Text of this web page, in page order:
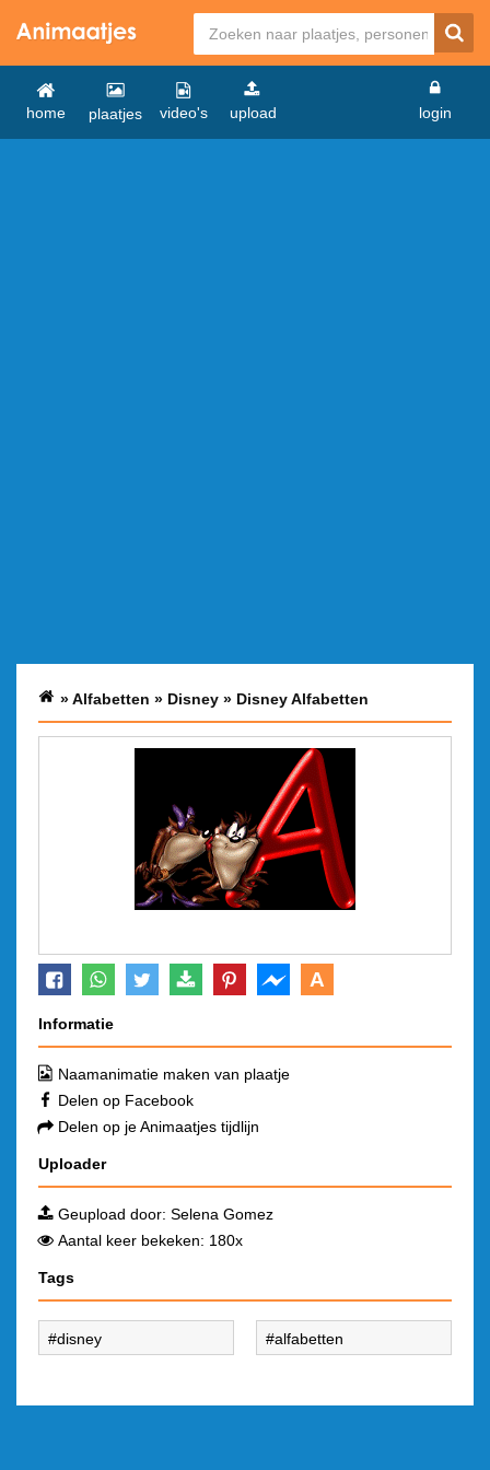
home plaatjes video's upload login
»Alfabetten » Disney » Disney Alfabetten
A
Informatie
Naamanimatie maken van plaatje
Delen op Facebook
Delen op je Animaatjes tijdlijn
Uploader
Geupload door: Selena Gomez
Aantal keer bekeken: 180x
Tags
disney alfabetten